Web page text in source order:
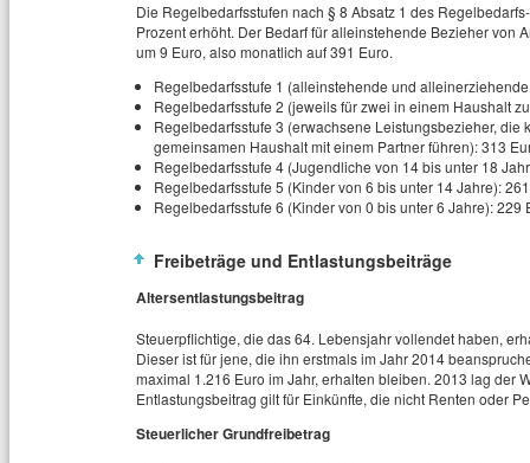
Die Regelbedarfsstufen nach § 8 Absatz 1 des
Prozent erhöht. Der Bedarf für alleinstehende Bezieher von
um 9 Euro, also monatlich auf 391 Euro.
Regelbedarfsstufe 1 (alleinstehende und
Regelbedarfsstufe 2 (jeweils für zwei in einem Haushalt
Regelbedarfsstufe 3 (erwachsene Leistungsbezieher,
gemeinsamen Haushalt mit einem Partner führen): 313
Regelbedarfsstufe 4 (Jugendliche von 14 bis unter 18
Regelbedarfsstufe 5 (Kinder von 6 bis unter 14 Jahre):
Regelbedarfsstufe 6 (Kinder von 0 bis unter 6 Jahre): 229
Freibeträge und Entlastungsbeiträge
Altersentlastungsbeitrag
Steuerpflichtige, die das 64. Lebensjahr vollendet haben,
Dieser ist für jene, die ihn erstmals im Jahr 2014
maximal 1.216 Euro im Jahr, erhalten bleiben. 2013 lag der
Entlastungsbeitrag gilt für Einkünfte, die nicht Renten oder
Steuerlicher Grundfreibetrag